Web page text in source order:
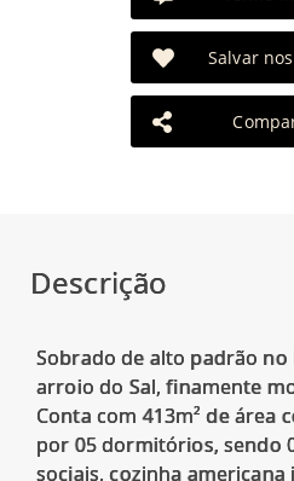
Salvar
Descrição
Sobrado de alto padrão
arroio do Sal, finamente
Conta com 413m² de área
por 05 dormitórios, sendo
sociais, cozinha